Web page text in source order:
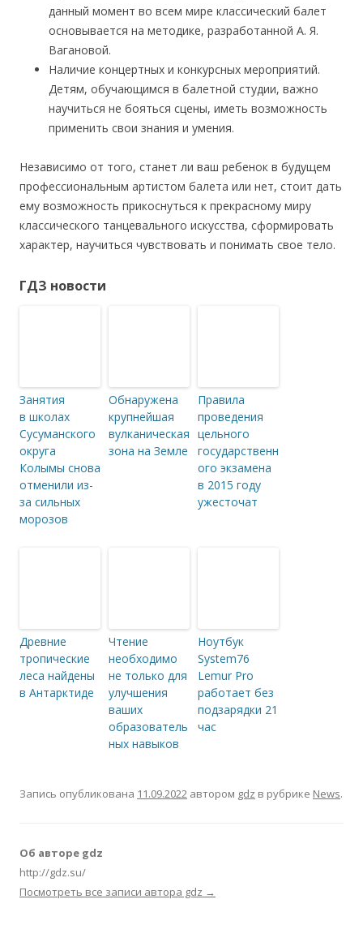
данный момент во всем мире классический балет
основывается на методике, разработанной А. Я.
Вагановой.
Наличие концертных и конкурсных мероприятий.
Детям, обучающимся в балетной студии, важно
научиться не бояться сцены, иметь возможность
применить свои знания и умения.
Независимо от того, станет ли ваш ребенок в будущем
профессиональным артистом балета или нет, стоит дать
ему возможность прикоснуться к прекрасному миру
классического танцевального искусства, сформировать
характер, научиться чувствовать и понимать свое тело.
ГДЗ новости
Занятия
в школах
Сусуманского
округа
Колымы снова
отменили из-
за сильных
морозов
Обнаружена
крупнейшая
вулканическая
зона на Земле
Правила
проведения
цельного
государственн
ого экзамена
в 2015 году
ужесточат
Древние
тропические
леса найдены
в Антарктиде
Чтение
необходимо
не только для
улучшения
ваших
образователь
ных навыков
Ноутбук
System76
Lemur Pro
работает без
подзарядки 21
час
Запись опубликована 11.09.2022 автором gdz в рубрике News.
Об авторе gdz
http://gdz.su/
Посмотреть все записи автора gdz →